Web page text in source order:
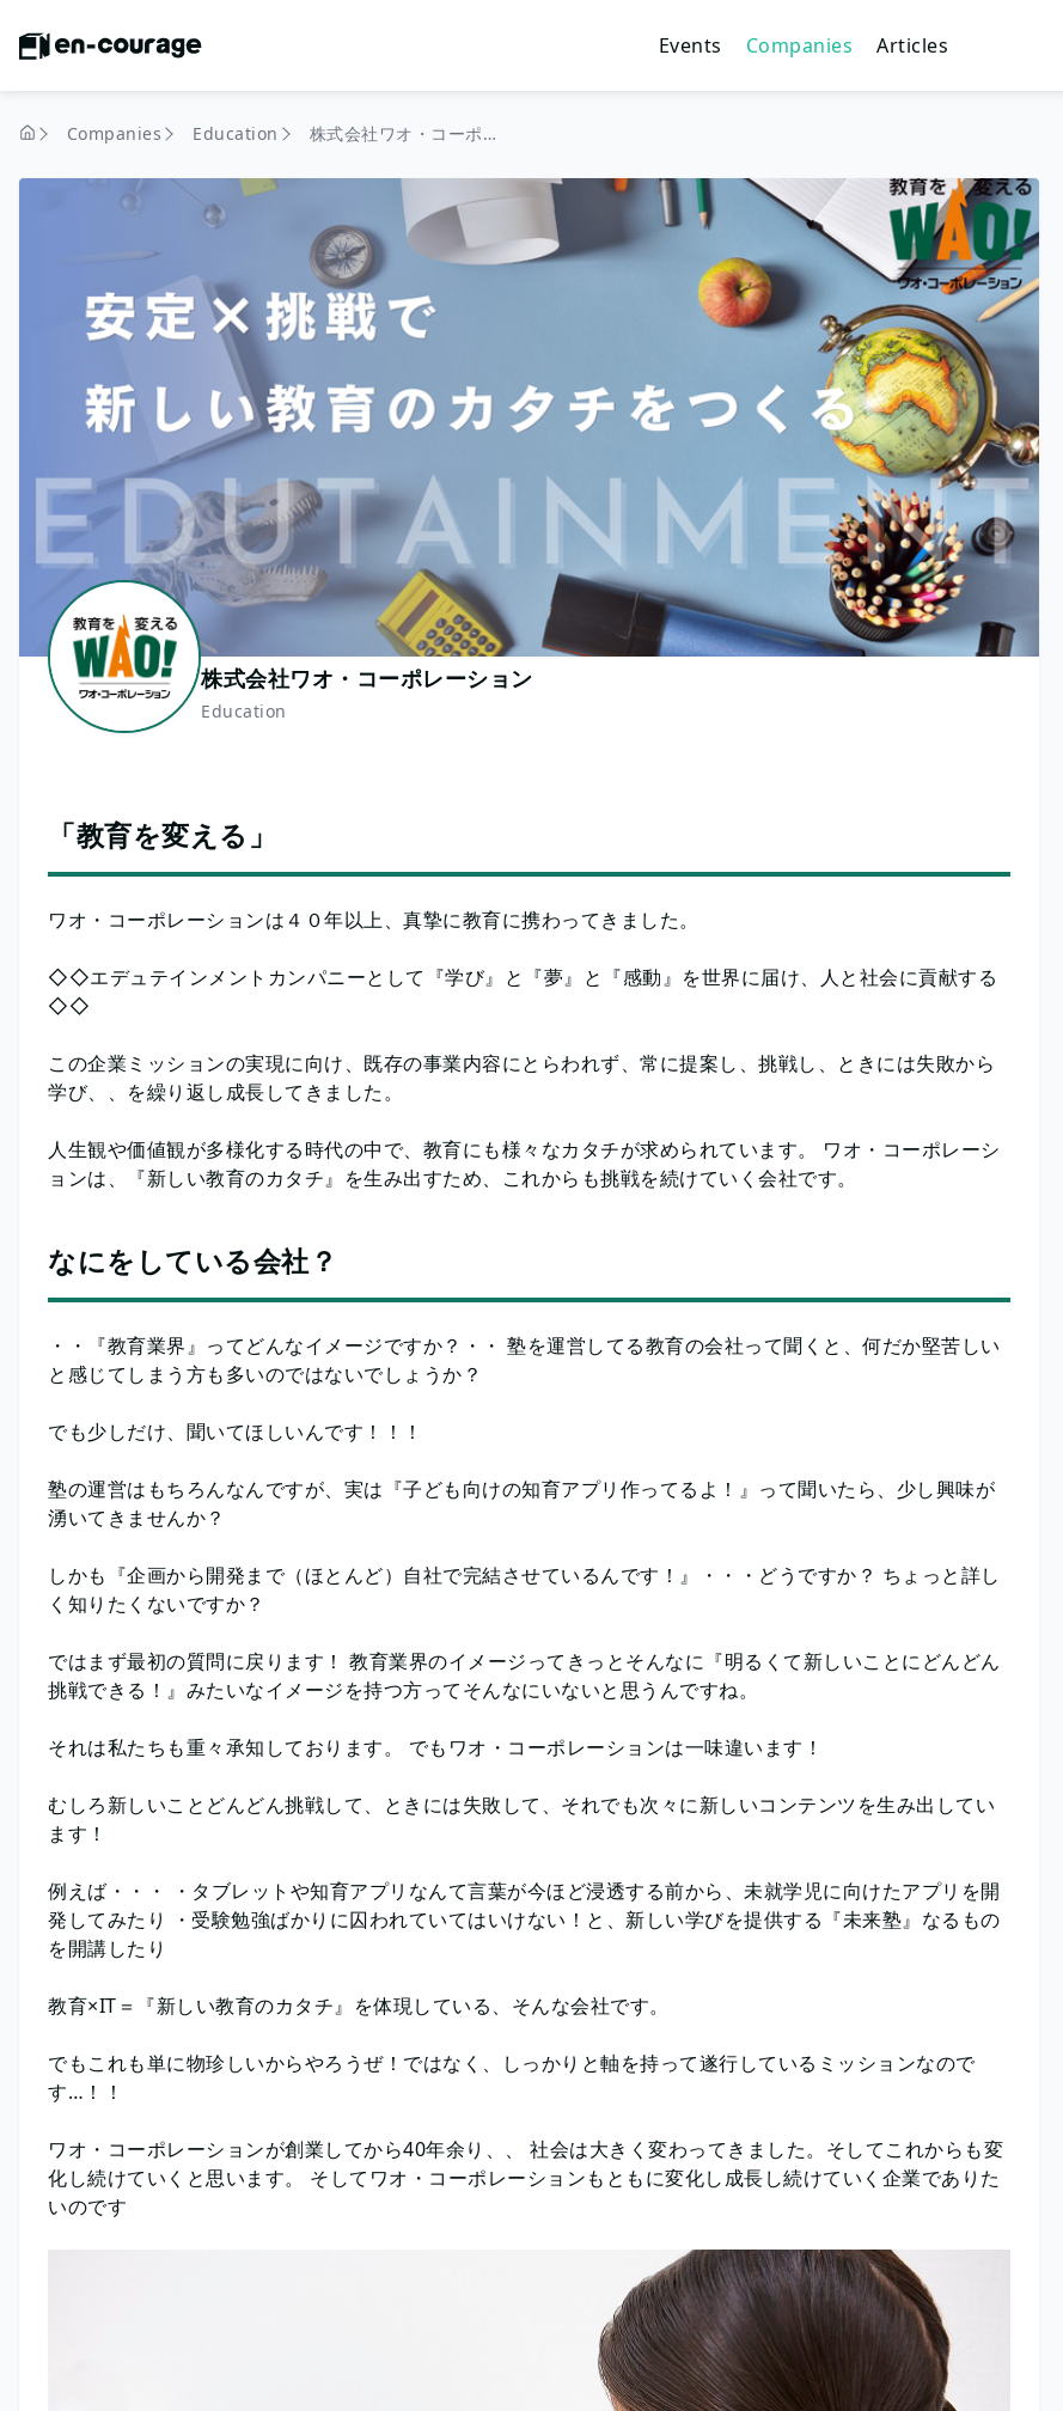
Events Companies Articles
home Companies Education 株式会社ワオ・コーポレーション
株式会社ワオ・コーポレーション
Education
「教育を変える」
ワオ・コーポレーションは４０年以上、真摯に教育に携わってきました。
◇◇エデュテインメントカンパニーとして『学び』と『夢』と『感動』を世界に届け、人と社会に貢献する
◇◇
この企業ミッションの実現に向け、既存の事業内容にとらわれず、常に提案し、挑戦し、ときには失敗から
学び、、を繰り返し成長してきました。
人生観や価値観が多様化する時代の中で、教育にも様々なカタチが求められています。 ワオ・コーポレーシ
ョンは、『新しい教育のカタチ』を生み出すため、これからも挑戦を続けていく会社です。
なにをしている会社？
・・『教育業界』ってどんなイメージですか？・・ 塾を運営してる教育の会社って聞くと、何だか堅苦しい
と感じてしまう方も多いのではないでしょうか？
でも少しだけ、聞いてほしいんです！！！
塾の運営はもちろんなんですが、実は『子ども向けの知育アプリ作ってるよ！』って聞いたら、少し興味が
湧いてきませんか？
しかも『企画から開発まで（ほとんど）自社で完結させているんです！』・・・どうですか？ ちょっと詳し
く知りたくないですか？
ではまず最初の質問に戻ります！ 教育業界のイメージってきっとそんなに『明るくて新しいことにどんどん
挑戦できる！』みたいなイメージを持つ方ってそんなにいないと思うんですね。
それは私たちも重々承知しております。 でもワオ・コーポレーションは一味違います！
むしろ新しいことどんどん挑戦して、ときには失敗して、それでも次々に新しいコンテンツを生み出してい
ます！
例えば・・・ ・タブレットや知育アプリなんて言葉が今ほど浸透する前から、未就学児に向けたアプリを開
発してみたり ・受験勉強ばかりに囚われていてはいけない！と、新しい学びを提供する『未来塾』なるもの
を開講したり
教育×IT＝『新しい教育のカタチ』を体現している、そんな会社です。
でもこれも単に物珍しいからやろうぜ！ではなく、しっかりと軸を持って遂行しているミッションなので
す…！！
ワオ・コーポレーションが創業してから40年余り、、 社会は大きく変わってきました。そしてこれからも変
化し続けていくと思います。 そしてワオ・コーポレーションもともに変化し成長し続けていく企業でありた
いのです